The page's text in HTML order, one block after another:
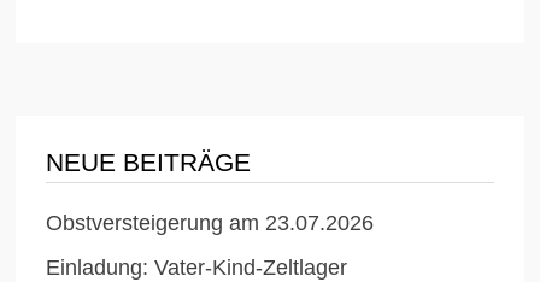
NEUE BEITRÄGE
Obstversteigerung am 23.07.2026
Einladung: Vater-Kind-Zeltlager